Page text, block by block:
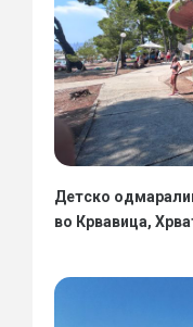
Детско
во Крвавица,